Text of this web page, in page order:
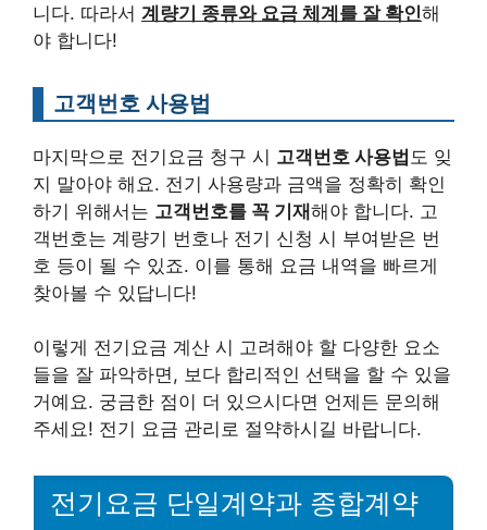
니다. 따라서 계량기 종류와 요금 체계를 잘 확인해
야 합니다!
고객번호 사용법
마지막으로 전기요금 청구 시 고객번호 사용법 도 잊
지 말아야 해요. 전기 사용량과 금액을 정확히 확인
하기 위해서는 고객번호를 꼭 기재해야 합니다. 고
객번호는 계량기 번호나 전기 신청 시 부여받은 번
호 등이 될 수 있죠. 이를 통해 요금 내역을 빠르게
찾아볼 수 있답니다!
이렇게 전기요금 계산 시 고려해야 할 다양한 요소
들을 잘 파악하면, 보다 합리적인 선택을 할 수 있을
거예요. 궁금한 점이 더 있으시다면 언제든 문의해
주세요! 전기 요금 관리로 절약하시길 바랍니다.
전기요금 단일계약과 종합계약